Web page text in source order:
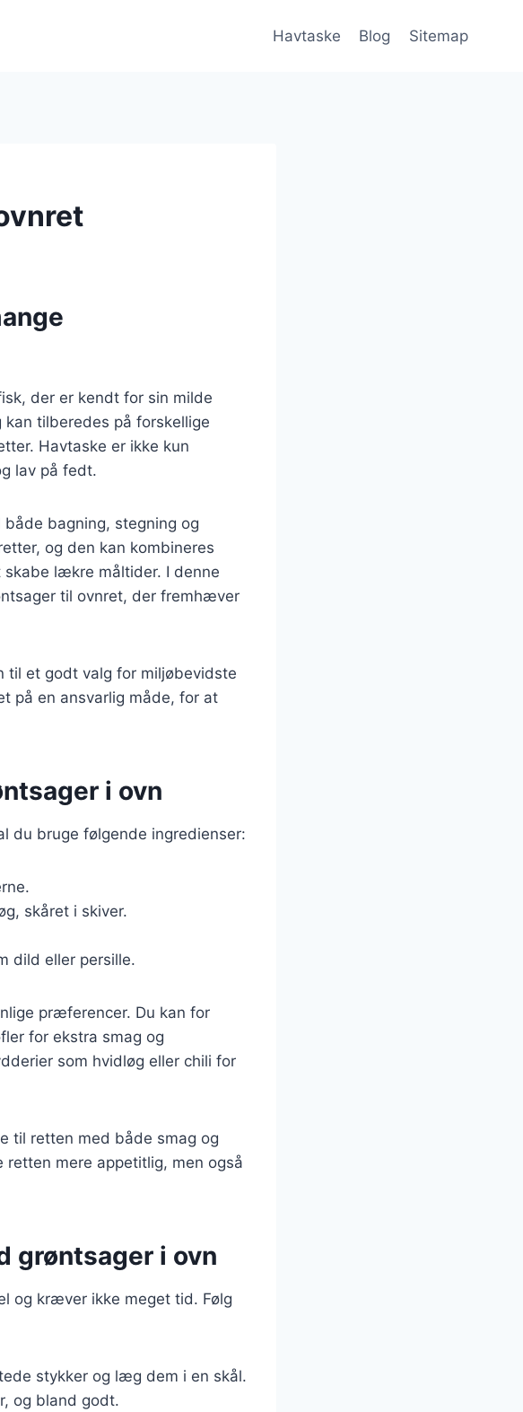
Havtaske Blog Sitemap
der er kendt for sin milde
tilberedes på forskellige
Havtaske er ikke kun
lav på fedt.
bagning, stegning og
og den kan kombineres
lækre måltider. I denne
til ovnret, der fremhæver
til et godt valg for miljøbevidste
på en ansvarlig måde, for at
i ovn
du bruge følgende ingredienser:
skåret i skiver.
dild eller persille.
præferencer. Du kan for
for ekstra smag og
som hvidløg eller chili for
til retten med både smag og
mere appetitlig, men også
grøntsager i ovn
og kræver ikke meget tid. Følg
stykker og læg dem i en skål.
og bland godt.